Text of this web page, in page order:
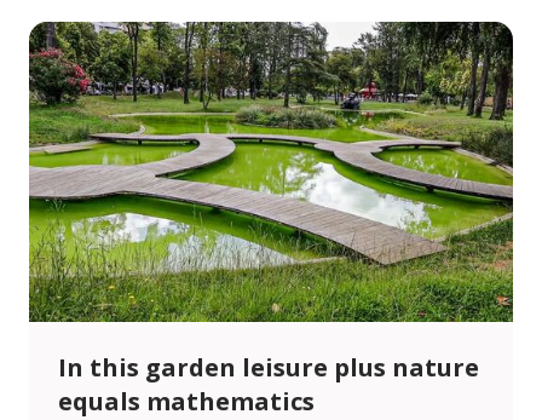
In this garden leisure plus nature
equals mathematics